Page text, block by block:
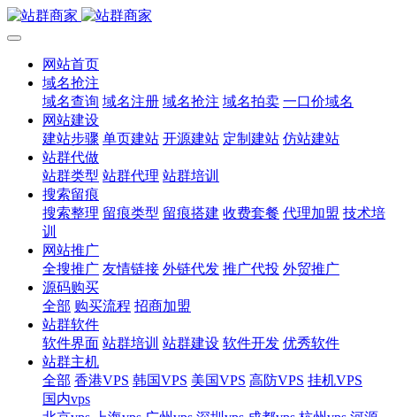
网站首页
域名抢注
域名查询 域名注册 域名抢注 域名拍卖 一口价域名
网站建设
建站步骤 单页建站 开源建站 定制建站 仿站建站
站群代做
站群类型 站群代理 站群培训
搜索留痕
搜索整理 留痕类型 留痕搭建 收费套餐 代理加盟 技术培
训
网站推广
全搜推广 友情链接 外链代发 推广代投 外贸推广
源码购买
全部 购买流程 招商加盟
站群软件
软件界面 站群培训 站群建设 软件开发 优秀软件
站群主机
全部 香港VPS 韩国VPS 美国VPS 高防VPS 挂机VPS
国内vps